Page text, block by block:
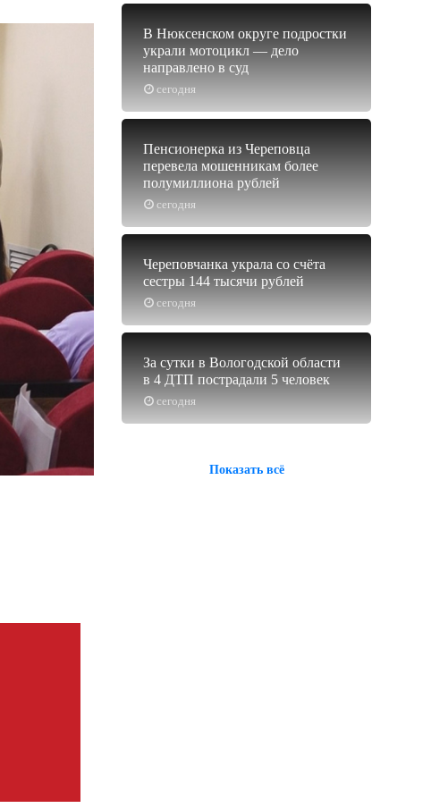
сегодня
В Нюксенском округе подростки
украли мотоцикл — дело
направлено в суд
сегодня
Пенсионерка из Череповца
перевела мошенникам более
полумиллиона рублей
сегодня
Череповчанка украла со счёта
сестры 144 тысячи рублей
сегодня
За сутки в Вологодской области
в 4 ДТП пострадали 5 человек
Показать всё